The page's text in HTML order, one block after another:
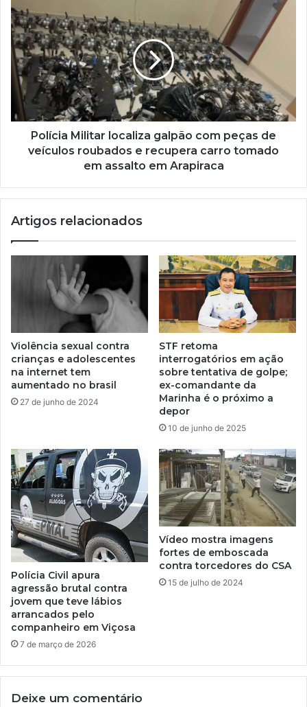
Polícia Militar localiza galpão com peças de
veículos roubados e recupera carro tomado
em assalto em Arapiraca
Artigos relacionados
Violência sexual contra
crianças e adolescentes
na internet tem
aumentado no brasil
27 de junho de 2024
STF retoma
interrogatórios em ação
sobre tentativa de golpe;
ex-comandante da
Marinha é o próximo a
depor
10 de junho de 2025
Polícia Civil apura
agressão brutal contra
jovem que teve lábios
arrancados pelo
companheiro em Viçosa
7 de março de 2026
Vídeo mostra imagens
fortes de emboscada
contra torcedores do CSA
15 de julho de 2024
Deixe um comentário